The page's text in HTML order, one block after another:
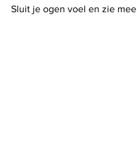
Sluit je ogen voel en zie mee